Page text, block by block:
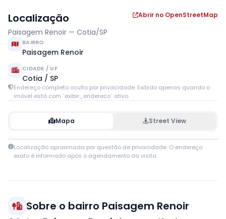
Localização
Paisagem Renoir — Cotia/SP
Abrir no OpenStreetMap
BAIRRO
Paisagem Renoir
CIDADE / UF
Cotia / SP
Endereço completo oculto por privacidade. Exibido apenas quando o
imóvel está com `exibir_endereco` ativo.
Mapa Street View
+
Localização aproximada por questão de privacidade. O endereço
exato é informado após o agendamento da visita.
Sobre o bairro Paisagem Renoir